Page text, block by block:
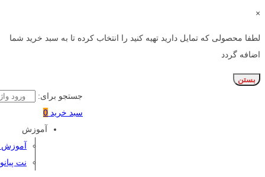
×
لطفا محصولی که تمایل دارید تهیه کنید را انتخاب کرده تا به سبد خرید شما
اضافه گردد
بستن
جستجو برای:
سبد خرید 0
آموزش
آموزش
نت پیانو